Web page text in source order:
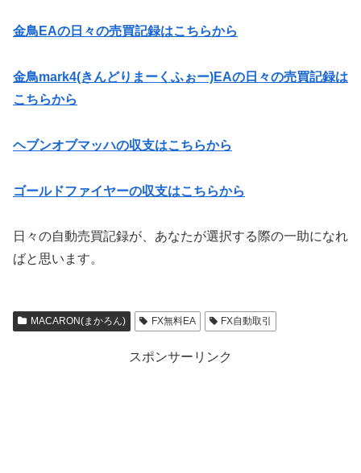
金鳥EAの日々の売買記録はこちらから
金鳥mark4(きんどりまーくふぉー)EAの日々の売買記録は
こちらから
ヘブンオブマッハの収支はこちらから
ゴールドファイヤーの収支はこちらから
日々の自動売買記録が、あなたが選択する際の一助になれ
ばと思います。
MACARON(まかろん) FX無料EA FX自動取引
スポンサーリンク